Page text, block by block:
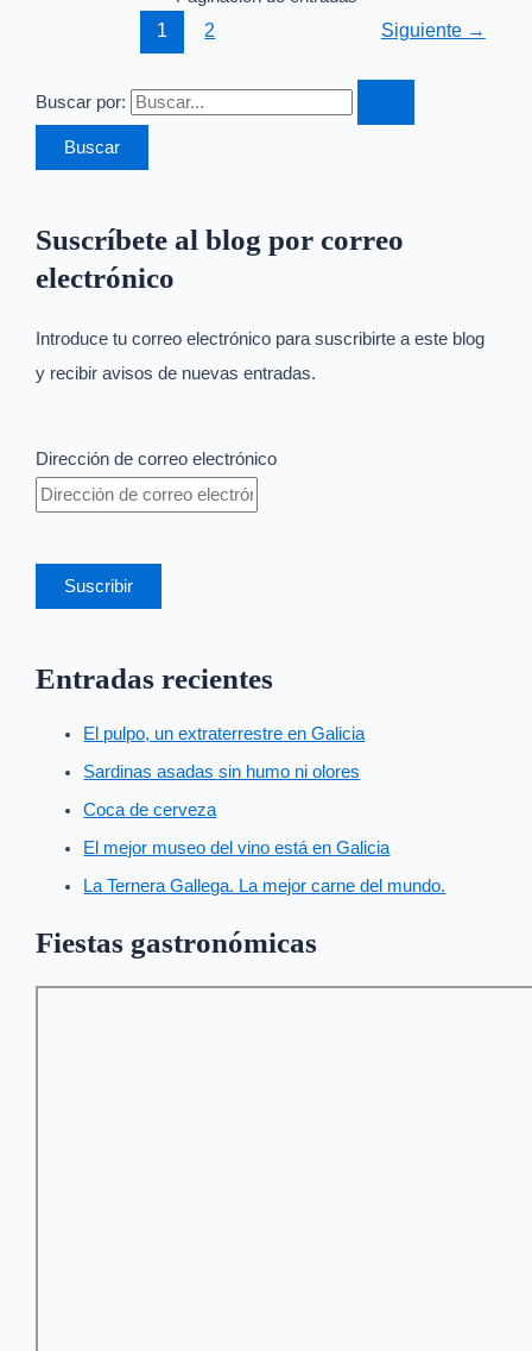
1 2 Siguiente →
Buscar por:
Suscríbete al blog por correo
electrónico
Introduce tu correo electrónico para suscribirte a este blog
y recibir avisos de nuevas entradas.
Dirección de correo electrónico
Suscribir
Entradas recientes
El pulpo, un extraterrestre en Galicia
Sardinas asadas sin humo ni olores
Coca de cerveza
El mejor museo del vino está en Galicia
La Ternera Gallega. La mejor carne del mundo.
Fiestas gastronómicas